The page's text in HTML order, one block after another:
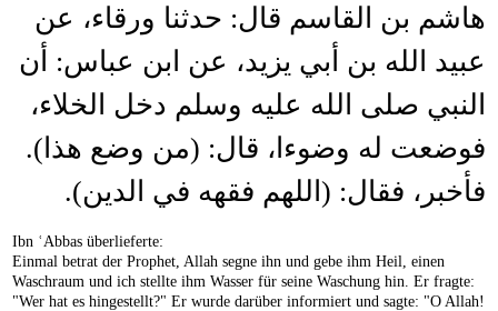
هاشم بن القاسم قال: حدثنا ورقاء، عن
عبيد الله بن أبي يزيد، عن ابن عباس: أن
النبي صلى الله عليه وسلم دخل الخلاء،
فوضعت له وضوءا، قال: (من وضع هذا).
فأخبر، فقال: (اللهم فقهه في الدين).
Ibn ʿAbbas überlieferte:
Einmal betrat der Prophet, Allah segne ihn und gebe ihm Heil, einen
Waschraum und ich stellte ihm Wasser für seine Waschung hin. Er fragte:
"Wer hat es hingestellt?" Er wurde darüber informiert und sagte: "O Allah!